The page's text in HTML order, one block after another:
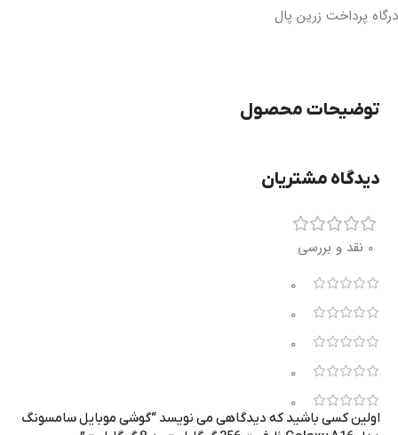
درگاه پرداخت زرین پال
توضیحات محصول
دیدگاه مشتریان
0 نقد و بررسی
0
0
0
0
0
اولین کسی باشید که دیدگاهی می نویسد “گوشی موبایل سامسونگ